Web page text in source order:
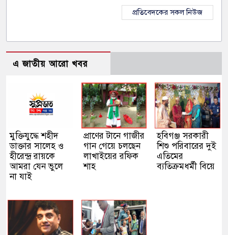
প্রতিবেদকের সকল নিউজ
এ জাতীয় আরো খবর
মুক্তিযুদ্ধে শহীদ
ডাক্তার সালেহ ও
হীরেন্দ্র রায়কে
আমরা যেন ভুলে
না যাই
প্রাণের টানে গাজীর
গান গেয়ে চলছেন
লাখাইয়ের রফিক
শাহ
হবিগঞ্জ সরকারী
শিশু পরিবারের দুই
এতিমের
ব্যতিক্রমধর্মী বিয়ে